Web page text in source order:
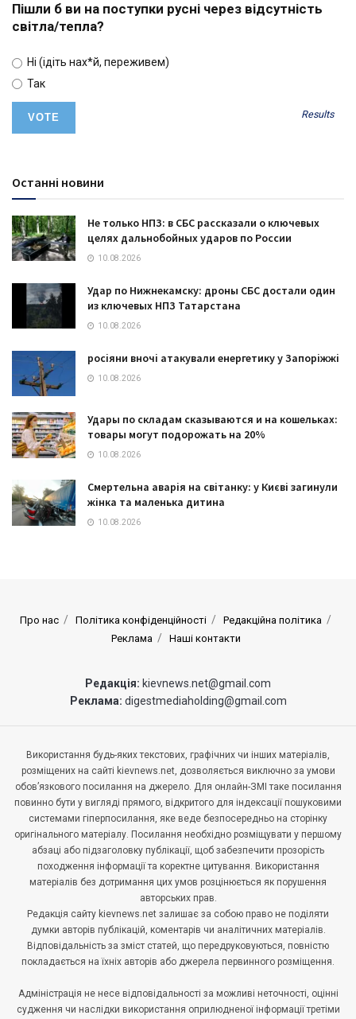
Пішли б ви на поступки русні через відсутність
світла/тепла?
Ні (ідіть нах*й, переживем)
Так
Results
Останні новини
Не только НПЗ: в СБС рассказали о ключевых
целях дальнобойных ударов по России
10.08.2026
Удар по Нижнекамску: дроны СБС достали один
из ключевых НПЗ Татарстана
10.08.2026
росіяни вночі атакували енергетику у Запоріжжі
10.08.2026
Удары по складам сказываются и на кошельках:
товары могут подорожать на 20%
10.08.2026
Смертельна аварія на світанку: у Києві загинули
жінка та маленька дитина
10.08.2026
Про нас Політика конфіденційності
Редакційна політика
Реклама
Наші контакти
Редакція: kievnews.net@gmail.com
Реклама: digestmediaholding@gmail.com
Використання будь-яких текстових, графічних чи інших матеріалів,
розміщених на сайті kievnews.net, дозволяється виключно за умови
обов’язкового посилання на джерело. Для онлайн-ЗМІ таке посилання
повинно бути у вигляді прямого, відкритого для індексації пошуковими
системами гіперпосилання, яке веде безпосередньо на сторінку
оригінального матеріалу. Посилання необхідно розміщувати у першому
абзаці або підзаголовку публікації, щоб забезпечити прозорість
походження інформації та коректне цитування. Використання
матеріалів без дотримання цих умов розцінюється як порушення
авторських прав.
Редакція сайту kievnews.net залишає за собою право не поділяти
думки авторів публікацій, коментарів чи аналітичних матеріалів.
Відповідальність за зміст статей, що передруковуються, повністю
покладається на їхніх авторів або джерела первинного розміщення.
Адміністрація не несе відповідальності за можливі неточності, оцінні
судження чи наслідки використання оприлюдненої інформації третіми